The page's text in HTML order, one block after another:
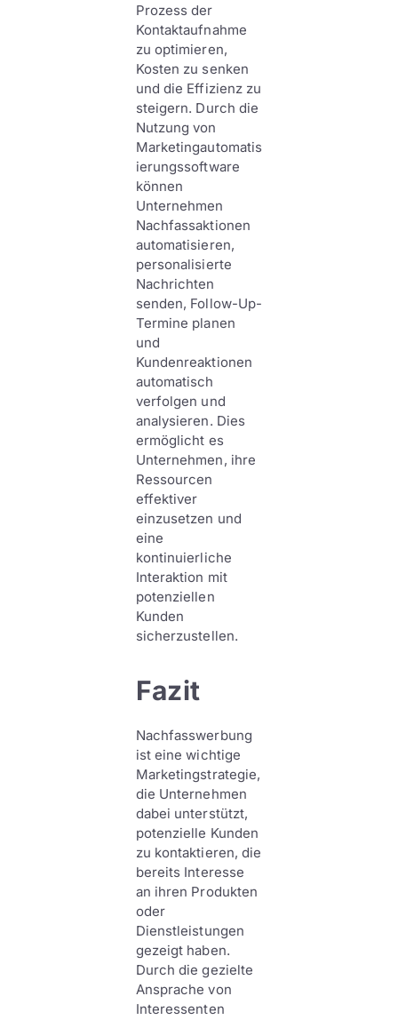
Prozess der
Kontaktaufnahme
zu optimieren,
Kosten zu senken
und die Effizienz zu
steigern. Durch die
Nutzung von
Marketingautomatis
ierungssoftware
können
Unternehmen
Nachfassaktionen
automatisieren,
personalisierte
Nachrichten
senden, Follow-Up-
Termine planen
und
Kundenreaktionen
automatisch
verfolgen und
analysieren. Dies
ermöglicht es
Unternehmen, ihre
Ressourcen
effektiver
einzusetzen und
eine
kontinuierliche
Interaktion mit
potenziellen
Kunden
sicherzustellen.
Fazit
Nachfasswerbung
ist eine wichtige
Marketingstrategie,
die Unternehmen
dabei unterstützt,
potenzielle Kunden
zu kontaktieren, die
bereits Interesse
an ihren Produkten
oder
Dienstleistungen
gezeigt haben.
Durch die gezielte
Ansprache von
Interessenten